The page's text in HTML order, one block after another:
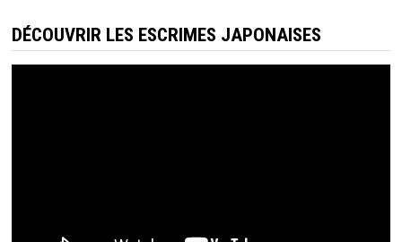
DÉCOUVRIR LES ESCRIMES JAPONAISES